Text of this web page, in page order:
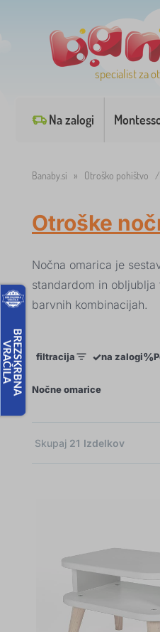
specialist za
Na zalogi
Banaby.si » Otroško pohištvo /
Otroške
Nočna omarica je
standardom in
barvnih kombinacijah.
filtracija ✓na zalogi%
Nočne omarice
Skupaj 21 Izdelkov